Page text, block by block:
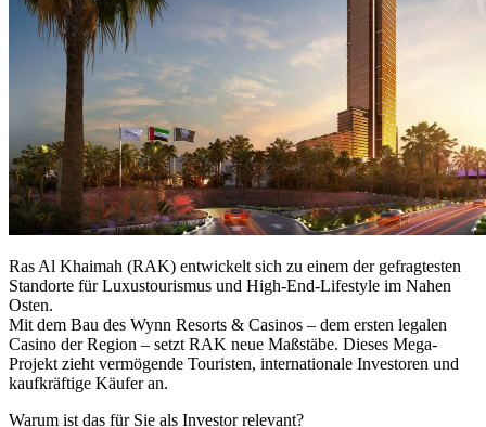
Ras Al Khaimah (RAK) entwickelt sich zu einem der gefragtesten
Standorte für Luxustourismus und High-End-Lifestyle im Nahen
Osten.
Mit dem Bau des Wynn Resorts & Casinos – dem ersten legalen
Casino der Region – setzt RAK neue Maßstäbe. Dieses Mega-
Projekt zieht vermögende Touristen, internationale Investoren und
kaufkräftige Käufer an.
Warum ist das für Sie als Investor relevant?